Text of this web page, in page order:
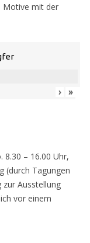
Motive mit der
› »
8.30 – 16.00 Uhr,
(durch Tagungen
zur Ausstellung
vor einem